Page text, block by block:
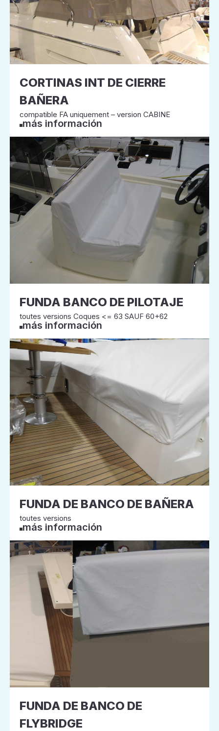
CORTINAS INT DE CIERRE
BAÑERA
compatible FA uniquement – version CABINE
más información
FUNDA BANCO DE PILOTAJE
toutes versions Coques <= 63 SAUF 60+62
más información
FUNDA DE BANCO DE BAÑERA
toutes versions
más información
FUNDA DE BANCO DE
FLYBRIDGE